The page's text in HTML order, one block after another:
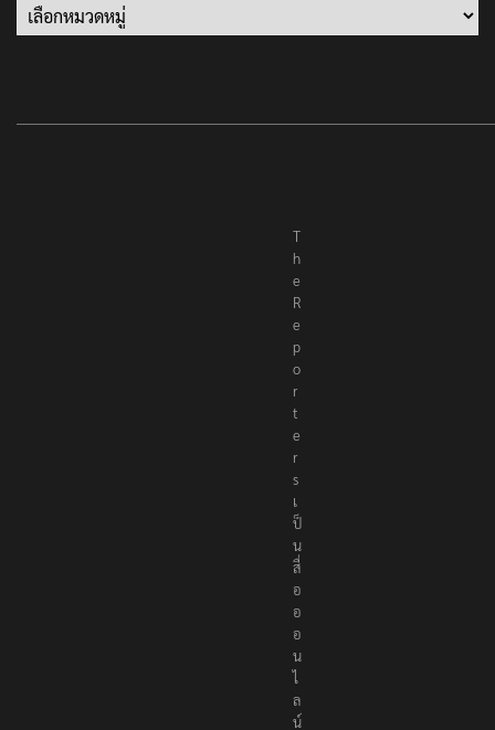
Categories
T
h
e
R
e
p
o
r
t
e
r
s
เ
ป็
น
สื่
อ
อ
อ
น
ไ
ล
น์